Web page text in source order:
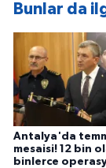
Bunlar da
Antalya'da
mesaisi! 12 bin
binlerce